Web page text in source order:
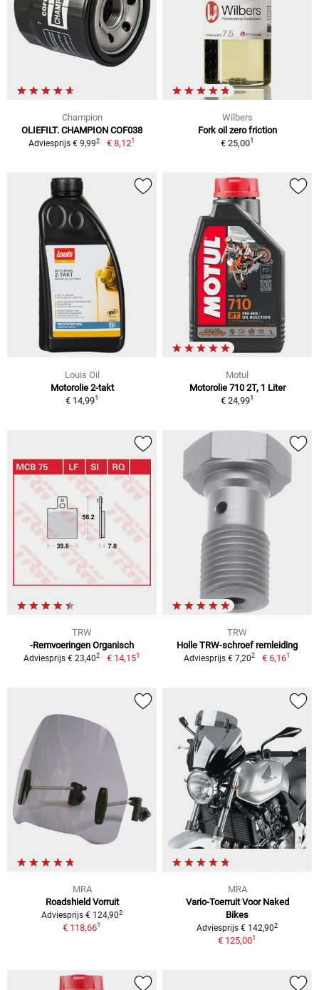
Champion
OLIEFILT. CHAMPION COF038
Adviesprijs € 9,992 € 8,121
Wilbers
Fork oil zero friction
€ 25,001
Louis Oil
Motorolie 2-takt
€ 14,991
Motul
Motorolie 710 2T, 1 Liter
€ 24,991
TRW
-Remvoeringen Organisch
Adviesprijs € 23,402 € 14,151
TRW
Holle TRW-schroef remleiding
Adviesprijs € 7,202 € 6,161
MRA
Roadshield Vorruit
Adviesprijs € 124,902
€ 118,661
MRA
Vario-Toerruit Voor Naked
Bikes
Adviesprijs € 142,902
€ 125,001